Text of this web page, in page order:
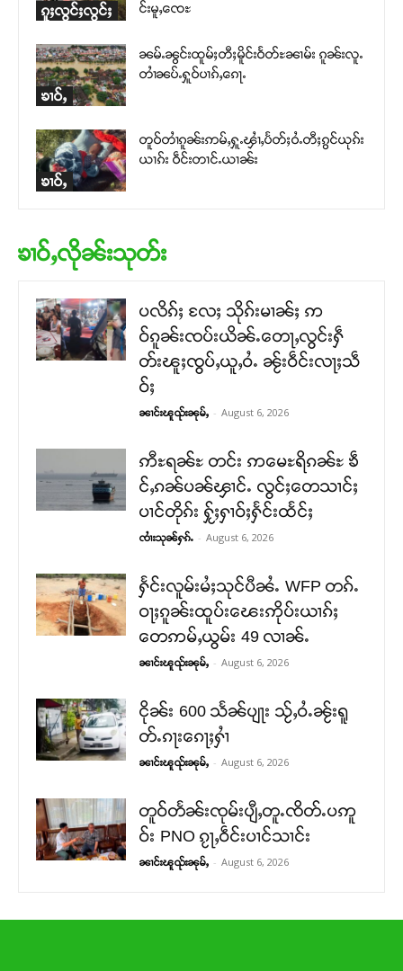
ၵူႈလွင်ႈလွင်ႈ
င်းမူႇၸေႊ
ၶၢဝ်ႇ
ၼမ်ႉၼွင်းထူမ်ႈတီႈမိူင်းဝႅတ်ႊၼၢမ်း ၵူၼ်းလူႉ
တၢႆၼပ်ႉႁူဝ်ပၢၵ်ႇၵေႃႉ
ၶၢဝ်ႇ
တူဝ်တၢႆၵူၼ်းဢမ်ႇႁူႉၾၢႆႇပႅတ်ႈဝႆႉတီႈၵွင်ယုၵ်း
ယၢၵ်း ဝဵင်းတၢင်ႉယၢၼ်း
ၶၢဝ်ႇလိုၼ်းသုတ်း
ပလိၵ်ႈ လႄႈ သိုၵ်းမၢၼ်ႈ ဢ
ဝ်ၵူၼ်းၸပ်းယိၼ်ႉတေႃႇလွင်းႁဵ
တ်းၽူႈၸွပ်ႇယူႇဝႆႉ ၼႂ်းဝဵင်းလႃႈသဵ
ဝ်ႈ
ၼၢင်းၽူၺ်းၼုမ်ႇ - August 6, 2026
ဢီႊရၼ်ႊ တင်း ဢမေႊရိၵၼ်ႊ ၶဵ
င်ႇၵၼ်ပၼ်ၾၢင်ႉ လွင်ႈတေသၢင်ႈ
ပၢင်တိုၵ်း ႁႂ်ႈႁၢဝ်ႈႁႅင်းထႅင်ႈ
ၸၢႆးသုၼ်ႁၵ်ႉ - August 6, 2026
ႁႅင်းလူမ်းမႆႈသုင်ပီၼႆႉ WFP တၵ်ႉ
ဝႃႈၵူၼ်းထူပ်းၽေးဢိုပ်းယၢၵ်ႈ
တေဢမ်ႇယွမ်း 49 လၢၼ်ႉ
ၼၢင်းၽူၺ်းၼုမ်ႇ - August 6, 2026
ငိုၼ်း 600 သႅၼ်ပျႃး သႂ်ႇဝႆႉၼႂ်းရူ
တ်ႉၵႃးၵေႃႈႁၢႆ
ၼၢင်းၽူၺ်းၼုမ်ႇ - August 6, 2026
တူဝ်တႅၼ်းၸုမ်းပျီႇတူႉၸိတ်ႉပဢူ
ဝ်း PNO ၵႂႃႇဝဵင်းပၢင်သၢင်း
ၼၢင်းၽူၺ်းၼုမ်ႇ - August 6, 2026